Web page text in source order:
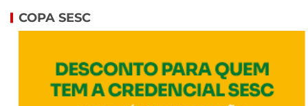
COPA SESC